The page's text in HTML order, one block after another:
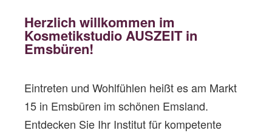
Herzlich willkommen im
Kosmetikstudio AUSZEIT in
Emsbüren!
Eintreten und Wohlfühlen heißt es am Markt
15 in Emsbüren im schönen Emsland.
Entdecken Sie Ihr Institut für kompetente